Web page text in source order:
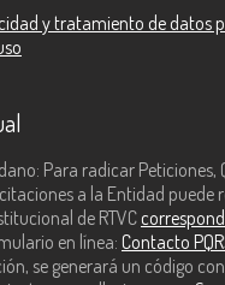
y tratamiento de datos
Para radicar Peticiones,
a la Entidad puede
de RTVC
en línea: Contacto
se generará un código